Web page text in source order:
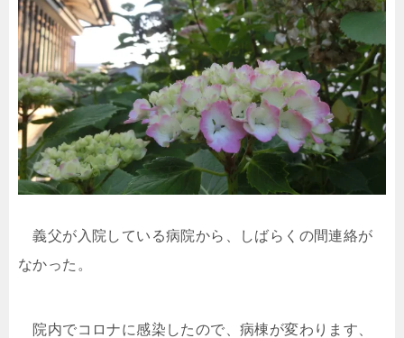
義父が入院している病院から、しばらくの間連絡が
なかった。
院内でコロナに感染したので、病棟が変わります、